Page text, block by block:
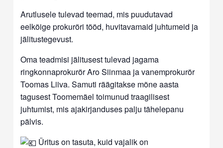
Arutlusele tulevad teemad, mis puudutavad
eelkõige prokuröri tööd, huvitavamaid juhtumeid ja
jälitustegevust.
Oma teadmisi jälitusest tulevad jagama
ringkonnaprokurör Aro Siinmaa ja vanemprokurör
Toomas Liiva. Samuti räägitakse mõne aasta
tagusest Toomemäel toimunud traagilisest
juhtumist, mis ajakirjanduses palju tähelepanu
pälvis.
Üritus on tasuta, kuid vajalik on